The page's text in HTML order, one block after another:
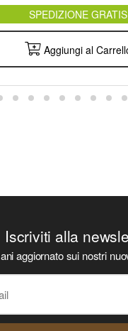
SPEDIZIONE GRATIS
Aggiungi al
Iscriviti alla
aggiornato sui nostri